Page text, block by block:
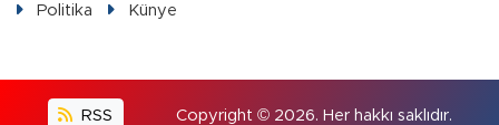
Politika
Künye
RSS Copyright © 2026. Her hakkı saklıdır.